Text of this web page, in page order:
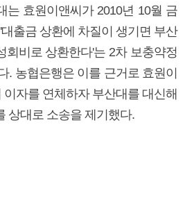
는 효원이앤씨가 2010년 10월 금
출금 상환에 차질이 생기면 부산
회비로 상환한다'는 2차 보충약정
. 농협은행은 이를 근거로 효원이
이자를 연체하자 부산대를 대신해
상대로 소송을 제기했다.